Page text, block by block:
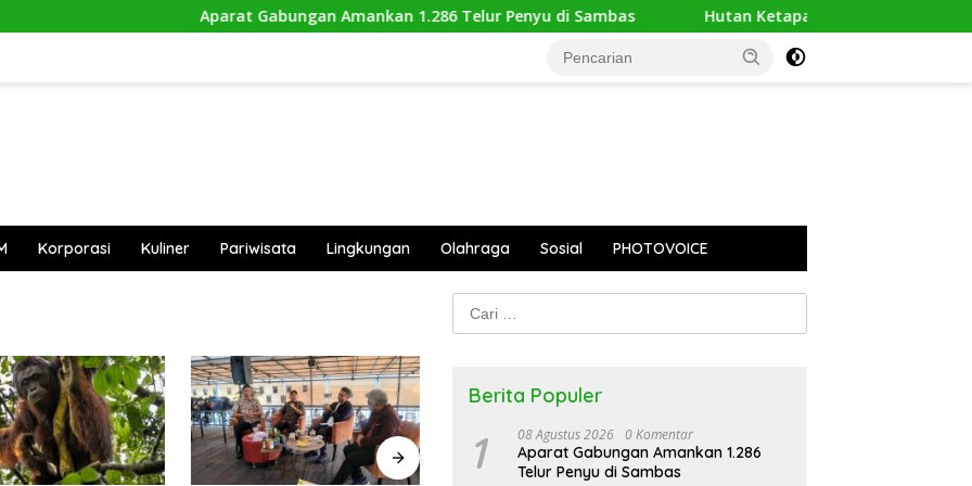
Aparat Gabungan Amankan 1.286 Telur Penyu di Sambas Hutan Ketapang Sekarat Dikepung
Korporasi Kuliner Pariwisata Lingkungan Olahraga Sosial PHOTOVOICE
Cari
untuk:
Berita Populer
1 08 Agustus 2026 0 Komentar
Aparat Gabungan Amankan 1.286
Telur Penyu di Sambas